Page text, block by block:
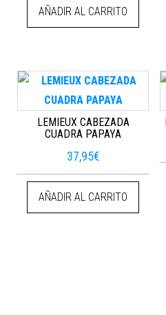
AÑADIR AL CARRITO
LEMIEUX CABEZADA
CUADRA PAPAYA
37,95€
AÑADIR AL CARRITO